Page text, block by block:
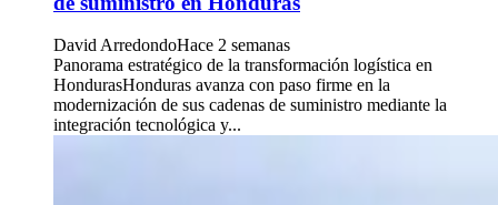
David ArredondoHace 2 semanas
Panorama estratégico de la transformación logística en
HondurasHonduras avanza con paso firme en la
modernización de sus cadenas de suministro mediante la
integración tecnológica y...